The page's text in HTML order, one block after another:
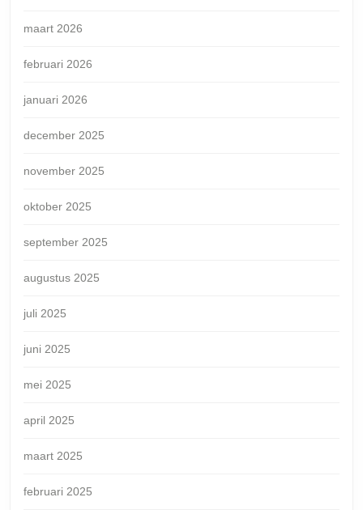
maart 2026
februari 2026
januari 2026
december 2025
november 2025
oktober 2025
september 2025
augustus 2025
juli 2025
juni 2025
mei 2025
april 2025
maart 2025
februari 2025